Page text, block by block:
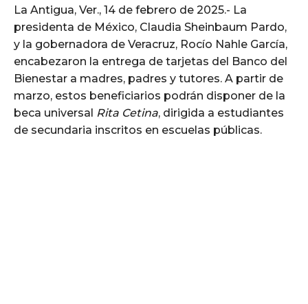
La Antigua, Ver., 14 de febrero de 2025.- La
presidenta de México, Claudia Sheinbaum Pardo,
y la gobernadora de Veracruz, Rocío Nahle García,
encabezaron la entrega de tarjetas del Banco del
Bienestar a madres, padres y tutores. A partir de
marzo, estos beneficiarios podrán disponer de la
beca universal Rita Cetina, dirigida a estudiantes
de secundaria inscritos en escuelas públicas.